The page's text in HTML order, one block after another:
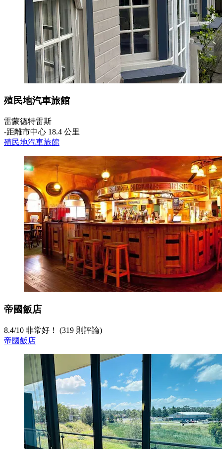
殖民地汽車旅館
雷蒙德特雷斯
‐距離市中心 18.4 公里
殖民地汽車旅館
帝國飯店
8.4/10 非常好！ (319 則評論)
帝國飯店